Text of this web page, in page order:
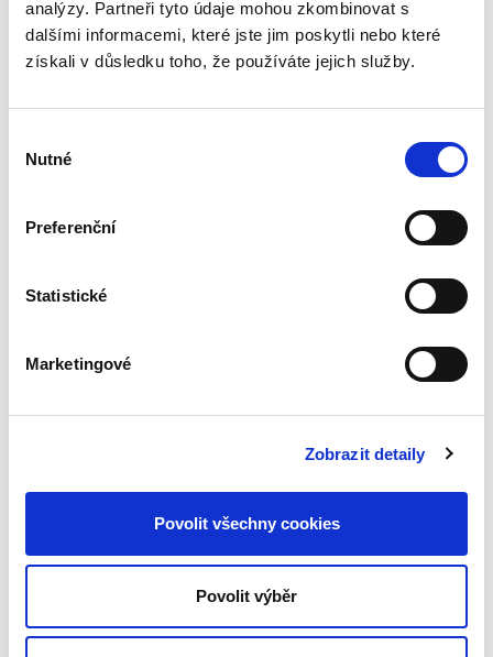
analýzy. Partneři tyto údaje mohou zkombinovat s
dalšími informacemi, které jste jim poskytli nebo které
získali v důsledku toho, že používáte jejich služby.
souhlasu
Nutné
Preferenční
Statistické
Marketingové
Zobrazit detaily
Povolit všechny cookies
Povolit výběr
posluchače
neprávnických
7. VYDÁNÍ
Martin Janků
přizpůsobeno potřebě ozřejmit základní právní
pojmy a instituty v jednotlivých oblastech
vydání
3. VYDÁNÍ